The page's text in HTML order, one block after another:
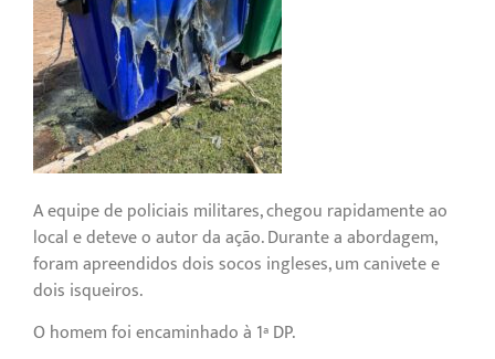
A equipe de policiais militares, chegou rapidamente ao
local e deteve o autor da ação. Durante a abordagem,
foram apreendidos dois socos ingleses, um canivete e
dois isqueiros.
O homem foi encaminhado à 1ª DP.